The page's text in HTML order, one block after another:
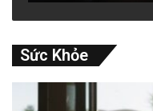
Sức Khỏe